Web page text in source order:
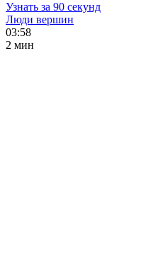
Узнать за 90 секунд
Люди вершин
03:58
2 мин